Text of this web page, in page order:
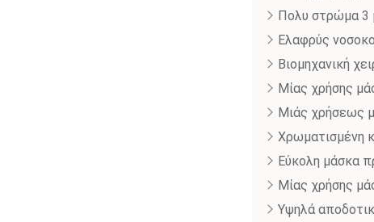
Πολυ στρώμα 3
Ελαφρύς
Βιομηχανική
Μίας χρήσης
Μιάς χρήσεως
Χρωματισμένη
Εύκολη μάσκα
Μίας χρήσης
Υψηλά